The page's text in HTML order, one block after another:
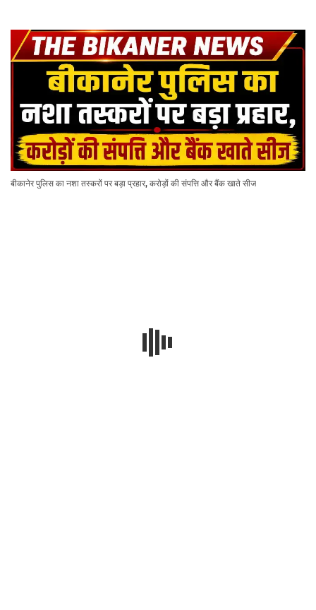
बीकानेर पुलिस का नशा तस्करों पर बड़ा प्रहार, करोड़ों की संपत्ति और बैंक खाते सीज